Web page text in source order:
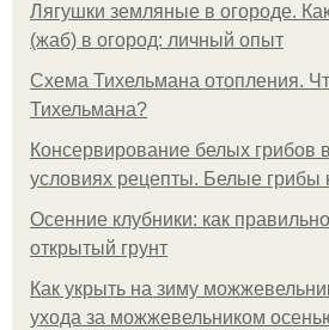
Лягушки земляные в огороде.
(жаб) в огород: личный опыт
Схема Тихельмана отопления.
Тихельмана?
Консервирование белых грибов
условиях рецепты. Белые грибы
Осенние клубники: как
открытый грунт
Как укрыть на зиму
ухода за можжевельником